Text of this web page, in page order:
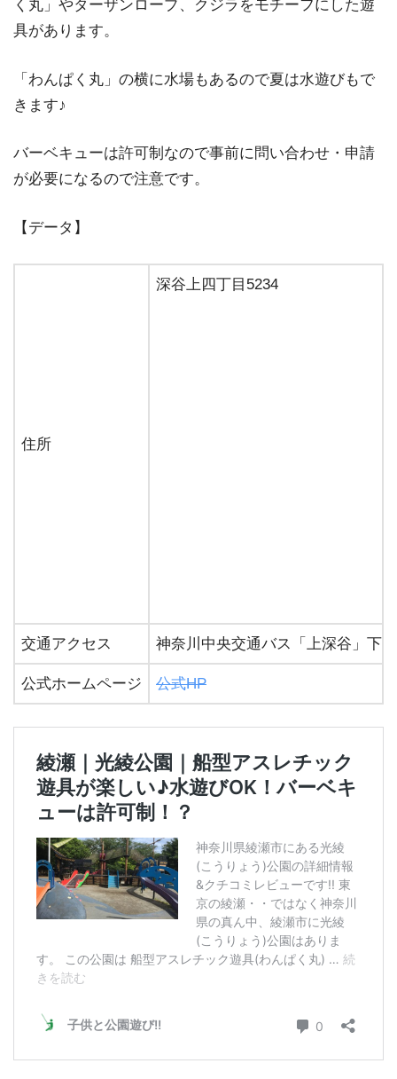
く丸」やターザンロープ、クジラをモチーフにした遊
具があります。
「わんぱく丸」の横に水場もあるので夏は水遊びもで
きます♪
バーベキューは許可制なので事前に問い合わせ・申請
が必要になるので注意です。
【データ】
住所
深谷上四丁目5234
交通アクセス 神奈川中央交通バス「上深谷」下
公式ホームページ 公式HP